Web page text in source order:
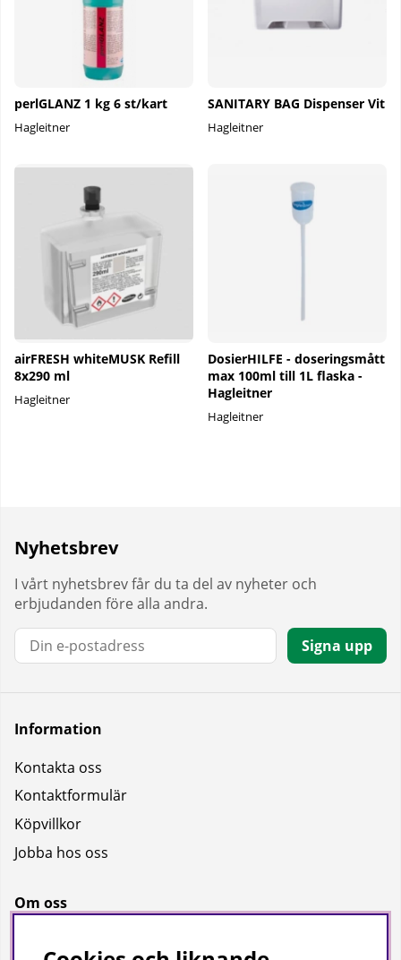
perlGLANZ 1 kg 6 st/kart
Hagleitner
SANITARY BAG Dispenser Vit
Hagleitner
airFRESH whiteMUSK Refill
8x290 ml
Hagleitner
DosierHILFE - doseringsmått
max 100ml till 1L flaska -
Hagleitner
Hagleitner
Nyhetsbrev
I vårt nyhetsbrev får du ta del av nyheter och
erbjudanden före alla andra.
E-post:
Signa upp
Information
Kontakta oss
Kontaktformulär
Köpvillkor
Jobba hos oss
Om oss